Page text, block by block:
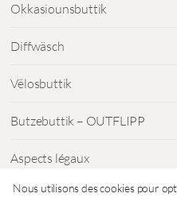
Nous utilisons des cookies pour
Okkasiounsbuttik
Diffwäsch
Vëlosbuttik
Butzebuttik – OUTFLIPP
Aspects légaux
Protection des données